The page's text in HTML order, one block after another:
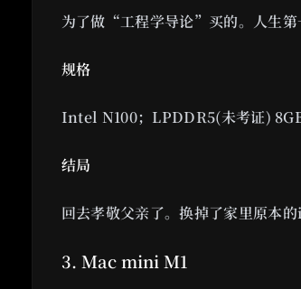
为了做“工程学导论”买的。人生第
规格
Intel N100；LPDDR5(未考证)
结局
回去孝敬父亲了。换掉了家里原本的
3. Mac mini M1